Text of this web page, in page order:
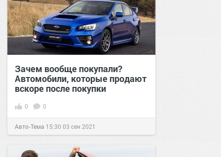
Зачем вообще покупали?
Автомобили, которые продают
вскоре после покупки
0 0
Авто-Тема 15:30 03 сен 2021